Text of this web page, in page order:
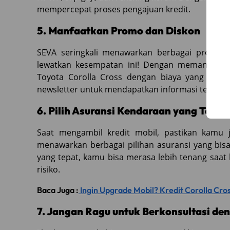
mempercepat proses pengajuan kredit.
5. Manfaatkan Promo dan Diskon
SEVA seringkali menawarkan berbagai
lewatkan kesempatan ini! Dengan
Toyota Corolla Cross dengan biaya yang
newsletter untuk mendapatkan informasi
6. Pilih Asuransi Kendaraan yang Tepat
Saat mengambil kredit mobil, pastikan kamu
menawarkan berbagai pilihan asuransi yang
yang tepat, kamu bisa merasa lebih tenang
risiko.
Baca Juga : Ingin Upgrade Mobil? Kredit Corolla
7. Jangan Ragu untuk Berkonsultasi